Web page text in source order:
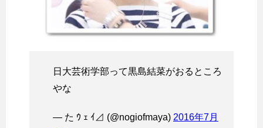
日大芸術学部って黒島結菜がおるところ
やな
— た ｳ ｪ ｲ⊿ (@nogiofmaya) 2016年7月